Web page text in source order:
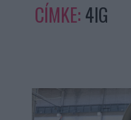
CÍMKE: 4IG